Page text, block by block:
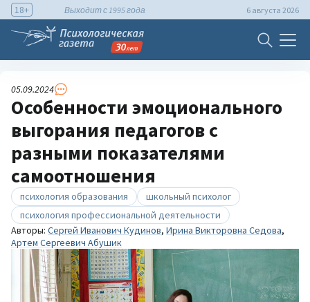
18+ Выходит с 1995 года 6 августа 2026
05.09.2024
Особенности эмоционального
выгорания педагогов с
разными показателями
самоотношения
психология образования
школьный психолог
психология профессиональной деятельности
Авторы: Сергей Иванович Кудинов, Ирина Викторовна Седова,
Артем Сергеевич Абушик